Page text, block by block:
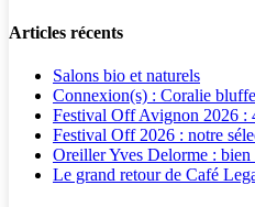
Articles récents
Salons bio et naturels
Connexion(s) : Coralie
Festival Off Avignon 2026 :
Festival Off 2026 : notre
Oreiller Yves Delorme :
Le grand retour de Café